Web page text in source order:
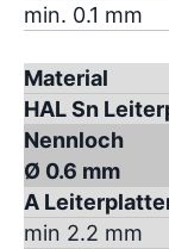
min. 0.1 mm
Material
HAL Sn
Nennloch
Ø 0.6 mm
A
min 2.2 mm